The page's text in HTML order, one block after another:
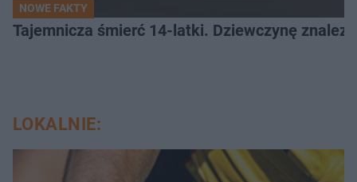
NOWE FAKTY
Tajemnicza śmierć 14-latki. Dziewczynę
LOKALNIE: